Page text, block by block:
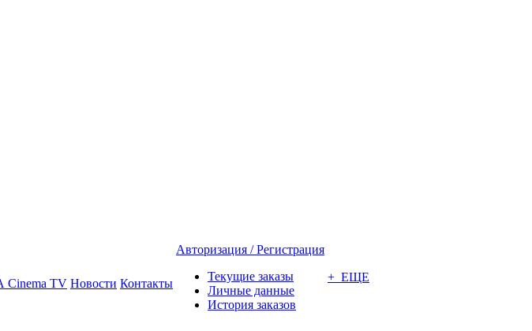
Cinema TV Новости Контакты
Авторизация / Регистрация
Текущие заказы
Личные данные
История заказов
+ ЕЩЕ